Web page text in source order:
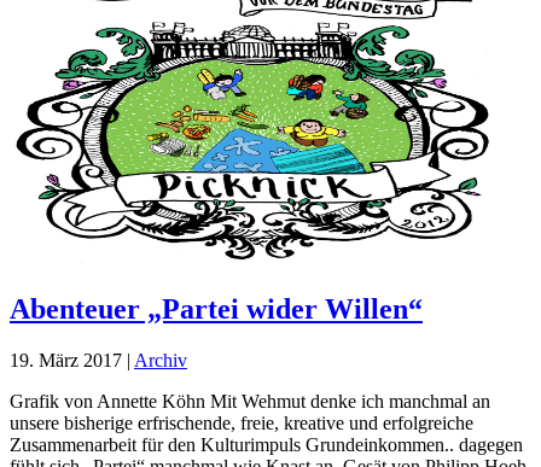
Abenteuer „Partei wider Willen“
19. März 2017 | Archiv
Grafik von Annette Köhn Mit Wehmut denke ich manchmal an
unsere bisherige erfrischende, freie, kreative und erfolgreiche
Zusammenarbeit für den Kulturimpuls Grundeinkommen.. dagegen